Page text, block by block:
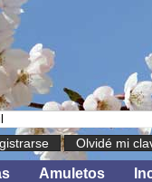
Olvidé mi
Amuletos